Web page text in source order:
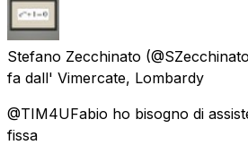
Stefano Zecchinato
fa dall' Vimercate, Lombardy
@TIM4UFabio ho bisogno di
fissa